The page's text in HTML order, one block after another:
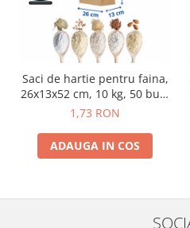
Saci de hartie pentru faina,
26x13x52 cm, 10 kg, 50 buc-
set
1,73 RON
ADAUGA IN COS